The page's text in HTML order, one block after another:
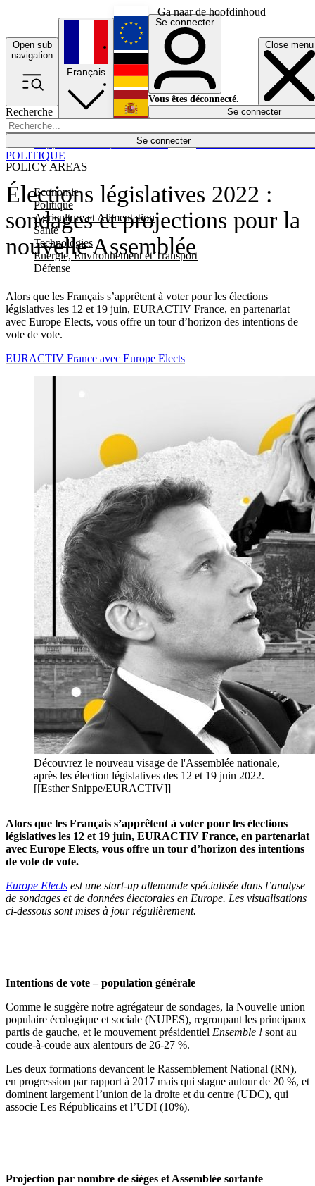
Ga naar de hoofdinhoud
Open sub
navigation
Close menu
Recherche
Se connecter
POLICY AREAS
Economie
Politique
Agriculture et Alimentation
Santé
Technologies
Energie, Environnement et Transport
Défense
Économie
Français
English
Deutsch
Español
Se connecter
Vous êtes déconnecté.
Se connecter
Élections législatives 2022 :
sondages et projections pour la
nouvelle Assemblée
Alors que les Français s’apprêtent à voter pour les élections
législatives les 12 et 19 juin, EURACTIV France, en partenariat
avec Europe Elects, vous offre un tour d’horizon des intentions de
vote de vote.
POLITIQUE
EURACTIV France avec Europe Elects
Découvrez le nouveau visage de l'Assemblée nationale,
après les élection législatives des 12 et 19 juin 2022.
[[Esther Snippe/EURACTIV]]
Alors que les Français s’apprêtent à voter pour les élections
législatives les 12 et 19 juin, EURACTIV France, en partenariat
avec Europe Elects, vous offre un tour d’horizon des intentions
de vote de vote.
Europe Elects est une start-up allemande spécialisée dans l’analyse
de sondages et de données électorales en Europe. Les visualisations
ci-dessous sont mises à jour régulièrement.
Intentions de vote – population générale
Comme le suggère notre agrégateur de sondages, la Nouvelle union
populaire écologique et sociale (NUPES), regroupant les principaux
partis de gauche, et le mouvement présidentiel Ensemble ! sont au
coude-à-coude aux alentours de 26-27 %.
Les deux formations devancent le Rassemblement National (RN),
en progression par rapport à 2017 mais qui stagne autour de 20 %, et
dominent largement l’union de la droite et du centre (UDC), qui
associe Les Républicains et l’UDI (10%).
Projection par nombre de sièges et Assemblée sortante